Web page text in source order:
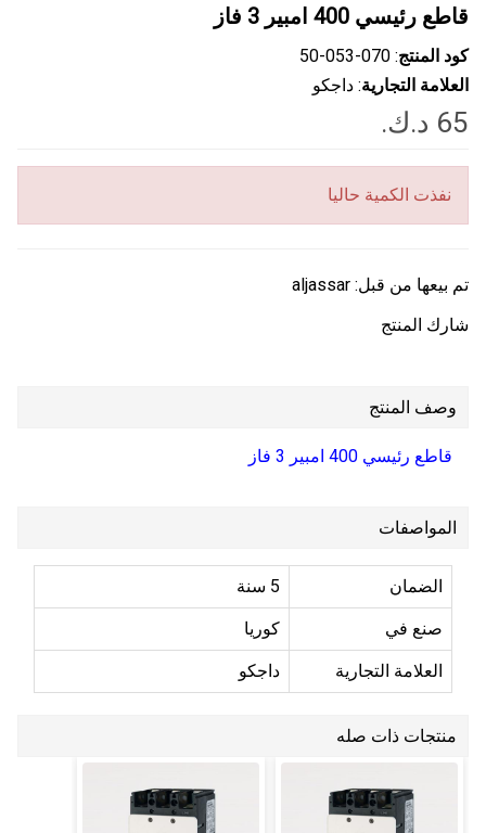
قاطع رئيسي 400 امبير 3 فاز
كود المنتج: ‎50-053-070
العلامة التجارية: داجكو
نفذت الكمية حاليا
تم بيعها من قبل: aljassar
شارك المنتج
وصف المنتج
قاطع رئيسي 400 امبير 3 فاز
المواصفات
الضمان 5 سنة
صنع في كوريا
العلامة التجارية داجكو
منتجات ذات صله